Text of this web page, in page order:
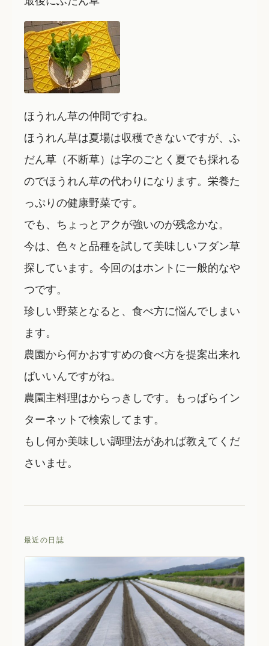
ほうれん草の仲間ですね。
ほうれん草は夏場は収穫できないですが、ふ
だん草（不断草）は字のごとく夏でも採れる
のでほうれん草の代わりになります。栄養た
っぷりの健康野菜です。
でも、ちょっとアクが強いのが残念かな。
今は、色々と品種を試して美味しいフダン草
探しています。今回のはホントに一般的なや
つです。
珍しい野菜となると、食べ方に悩んでしまい
ます。
農園から何かおすすめの食べ方を提案出来れ
ばいいんですがね。
農園主料理はからっきしです。もっぱらイン
ターネットで検索してます。
もし何か美味しい調理法があれば教えてくだ
さいませ。
最近の日誌